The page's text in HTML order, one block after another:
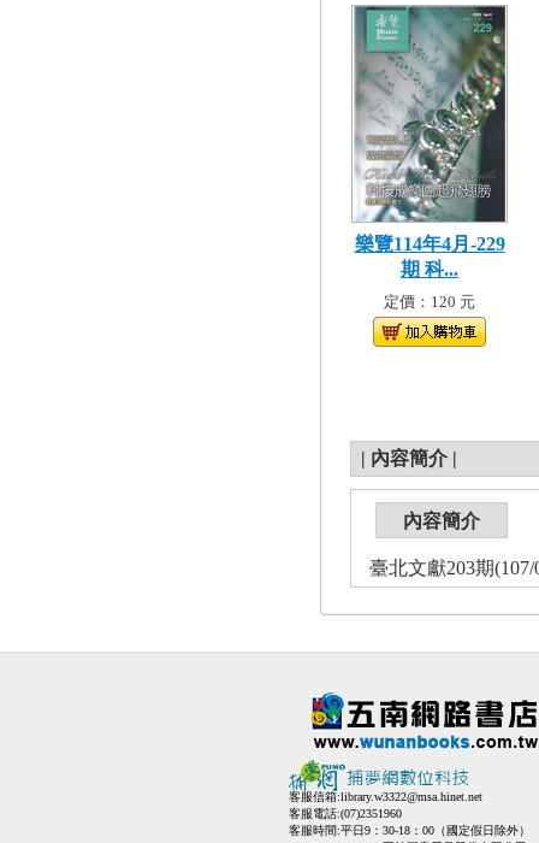
樂覽114年4月-229
期 科...
定價：120 元
| 內容簡介 |
內容簡介
臺北文獻203期(107/
客服信箱:library.w3322@msa.hinet.net
客服電話:(07)2351960
客服時間:平日9：30-18：00（國定假日除外）